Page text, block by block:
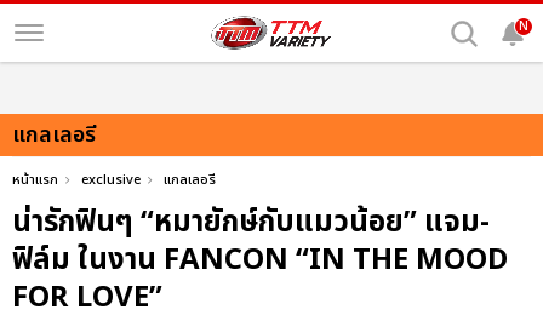
N
แกลเลอรี
หน้าแรก exclusive แกลเลอรี
น่ารักฟินๆ “หมายักษ์กับแมวน้อย” แจม-
ฟิล์ม ในงาน FANCON “IN THE MOOD
FOR LOVE”